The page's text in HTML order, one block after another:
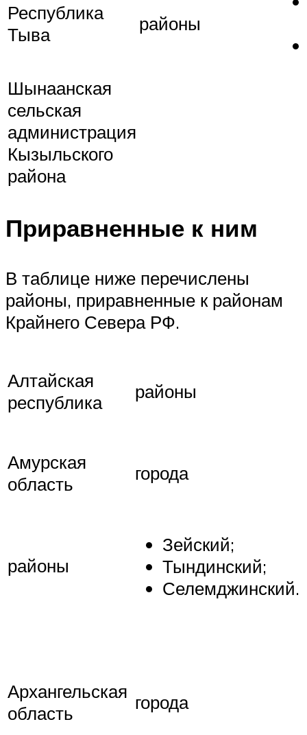
Республика
Тыва
районы
Шынаанская
сельская
администрация
Кызыльского
района
Приравненные к ним
В таблице ниже перечислены
районы, приравненные к районам
Крайнего Севера РФ.
Алтайская
республика
районы
Амурская
область
города
районы
Зейский;
Тындинский;
Селемджинский.
Архангельская
область
города